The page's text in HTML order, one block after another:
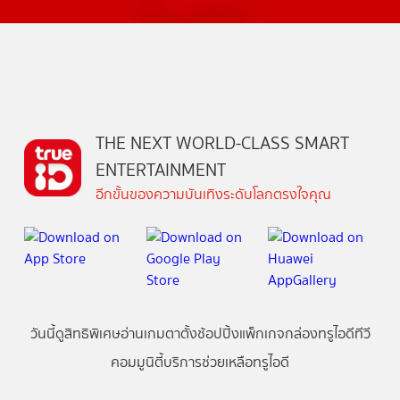
THE NEXT WORLD-CLASS SMART
ENTERTAINMENT
อีกขั้นของความบันเทิงระดับโลกตรงใจคุณ
วันนี้ดูสิทธิพิเศษอ่านเกมตาตั้งช้อปปิ้งแพ็กเกจกล่องทรูไอดีทีวี
คอมมูนิตี้บริการช่วยเหลือทรูไอดี